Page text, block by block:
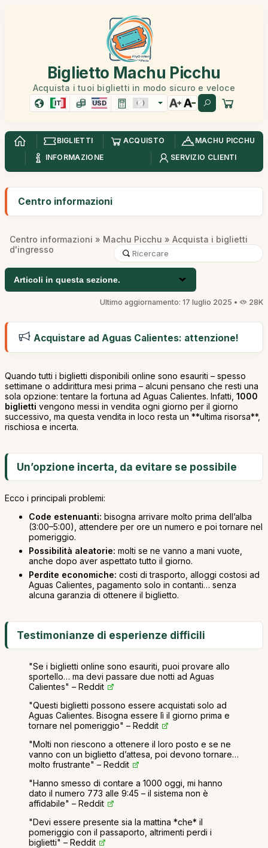
Biglietto Machu Picchu
Acquista i tuoi biglietti in modo sicuro e veloce
IT USD
BIGLIETTI ACQUISTO
MACHU PICCHU
INFORMAZIONE
SERVIZIO CLIENTI
Centro informazioni
Centro informazioni » Machu Picchu » Acquista i biglietti
d'ingresso
Articoli in questa sezione.
Ultimo aggiornamento: 17 luglio 2025 • 28K
Acquistare ad Aguas Calientes: attenzione!
Quando tutti i biglietti disponibili online sono esauriti – spesso
settimane o addirittura mesi prima – alcuni pensano che resti una
sola opzione: tentare la fortuna ad Aguas Calientes. Infatti, 1000
biglietti vengono messi in vendita ogni giorno per il giorno
successivo, ma questa vendita in loco resta un **ultima risorsa**,
rischiosa e incerta.
Un’opzione incerta, da evitare se possibile
Ecco i principali problemi:
Code estenuanti: bisogna arrivare molto prima dell’alba
(3:00–5:00), attendere per ore un numero e poi tornare nel
pomeriggio.
Possibilità aleatorie: molti se ne vanno a mani vuote,
anche dopo aver aspettato tutto il giorno.
Perdite economiche: costi di trasporto, alloggi costosi ad
Aguas Calientes, pagamento solo in contanti… senza
alcuna garanzia di ottenere il biglietto.
Testimonianze di esperienze difficili
"Se i biglietti online sono esauriti, puoi provare allo
sportello… ma devi passare due notti ad Aguas
Calientes" – Reddit
"Questi biglietti possono essere acquistati solo ad
Aguas Calientes. Bisogna essere lì il giorno prima e
tornare nel pomeriggio" – Reddit
"Molti non riescono a ottenere il loro posto e se ne
vanno con un biglietto d’attesa, poi devono tornare…
molto frustrante" – Reddit
"Hanno smesso di contare a 1000 oggi, mi hanno
dato il numero 773 alle 9:45 – il sistema non è
affidabile" – Reddit
"Devi essere presente sia la mattina *che* il
pomeriggio con il passaporto, altrimenti perdi i
biglietti" – Reddit